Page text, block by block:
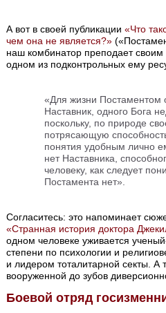
А вот в своей публикации«Что
чем она не является?»
наш комбинатор преподает
одном из подконтрольных ему
«Для жизни Постаментом
Наставник, одного Бога
поскольку, по природе
потрясающую
понятия удобным лично
нет Наставника,
человеку, как следует
Постамента нет».
Согласитесь: это напоминает
«Странная история доктора
одном человеке уживается
степени по психологии и
и лидером тоталитарной секты. А
вооруженной до зубов
Боевой отряд